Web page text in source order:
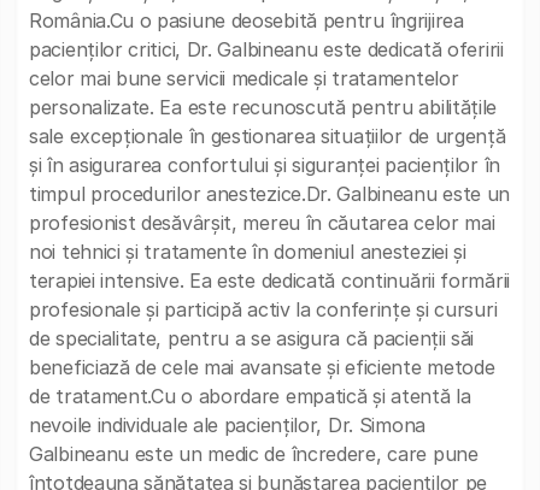
România.Cu o pasiune deosebită pentru îngrijirea
pacienților critici, Dr. Galbineanu este dedicată oferirii
celor mai bune servicii medicale și tratamentelor
personalizate. Ea este recunoscută pentru abilitățile
sale excepționale în gestionarea situațiilor de urgență
și în asigurarea confortului și siguranței pacienților în
timpul procedurilor anestezice.Dr. Galbineanu este un
profesionist desăvârșit, mereu în căutarea celor mai
noi tehnici și tratamente în domeniul anesteziei și
terapiei intensive. Ea este dedicată continuării formării
profesionale și participă activ la conferințe și cursuri
de specialitate, pentru a se asigura că pacienții săi
beneficiază de cele mai avansate și eficiente metode
de tratament.Cu o abordare empatică și atentă la
nevoile individuale ale pacienților, Dr. Simona
Galbineanu este un medic de încredere, care pune
întotdeauna sănătatea și bunăstarea pacienților pe